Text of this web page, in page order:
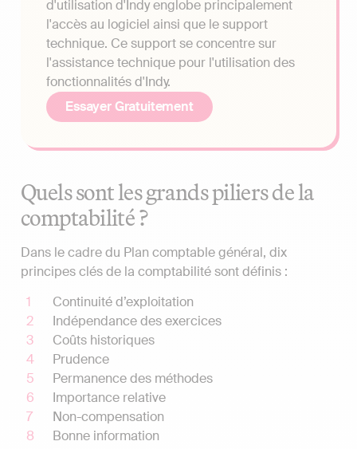
d'utilisation d'Indy englobe principalement
l'accès au logiciel ainsi que le support
technique. Ce support se concentre sur
l'assistance technique pour l'utilisation des
fonctionnalités d'Indy.
Essayer Gratuitement
Quels sont les grands piliers de la
comptabilité ?
Dans le cadre du Plan comptable général, dix
principes clés de la comptabilité sont définis :
Continuité d’exploitation
Indépendance des exercices
Coûts historiques
Prudence
Permanence des méthodes
Importance relative
Non-compensation
Bonne information